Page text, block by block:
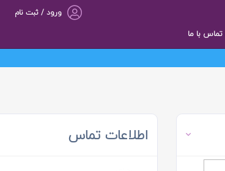
ورود / ثبت نام
تماس با ما
اطلاعات تماس